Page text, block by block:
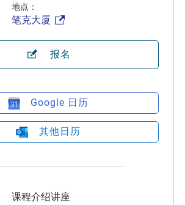
地点：
笔克大厦
报名
Google 日历
其他日历
课程介绍讲座